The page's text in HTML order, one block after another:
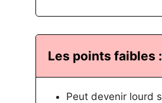
Les points faibles :
Peut devenir lourd